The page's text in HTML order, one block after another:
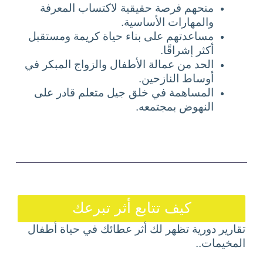
منحهم فرصة حقيقية لاكتساب المعرفة
والمهارات الأساسية.
مساعدتهم على بناء حياة كريمة ومستقبل
أكثر إشراقًا.
الحد من عمالة الأطفال والزواج المبكر في
أوساط النازحين.
المساهمة في خلق جيل متعلم قادر على
النهوض بمجتمعه.
كيف تتابع أثر تبرعك
تقارير دورية تظهر لك أثر عطائك في حياة أطفال
المخيمات..